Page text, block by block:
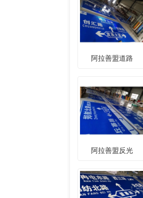
阿拉善盟道路
阿拉善盟反光